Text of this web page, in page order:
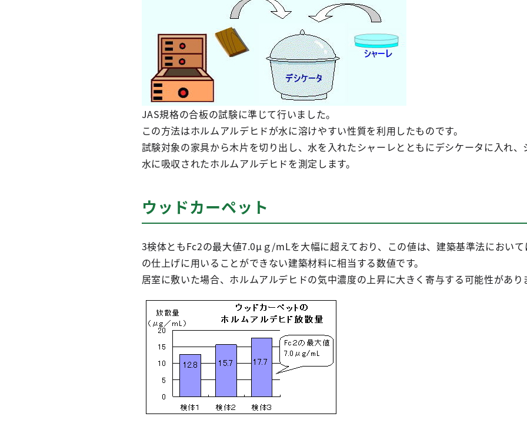
JAS規格の合板の試験に準じて行いました。
この方法はホルムアルデヒドが水に溶けやすい性質を利用したものです。
試験対象の家具から木片を切り出し、水を入れたシャーレとともにデシケータに入れ、
水に吸収されたホルムアルデヒドを測定します。
ウッドカーペット
3検体ともFc2の最大値7.0μｇ/mLを大幅に超えており、この値は、建築基準法におい
の仕上げに用いることができない建築材料に相当する数値です。
居室に敷いた場合、ホルムアルデヒドの気中濃度の上昇に大きく寄与する可能性があり